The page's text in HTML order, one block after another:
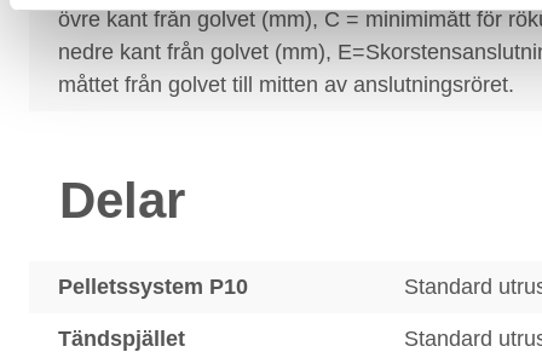
övre kant från golvet (mm), C = minimimått för
nedre kant från golvet (mm),
måttet från golvet till mitten av anslutningsröret.
Delar
Pelletssystem P10 Standard
Tändspjället Standard